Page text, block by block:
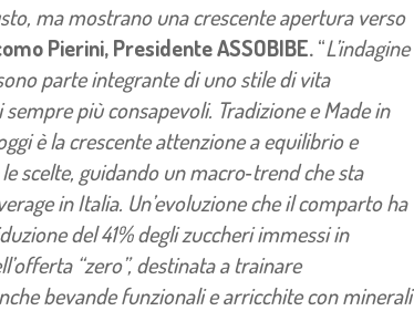
ma mostrano una crescente apertura verso
Pierini, Presidente ASSOBIBE.“L’indagine
parte integrante di uno stile di vita
più consapevoli. Tradizione e Made in
è la crescente attenzione a equilibrio e
scelte, guidando un macro‑trend che sta
in Italia. Un’evoluzione che il comparto ha
del 41% degli zuccheri immessi in
“zero”, destinata a trainare
bevande funzionali e arricchite con minerali